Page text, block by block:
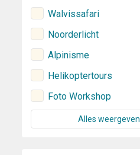
Walvissafari
Noorderlicht
Alpinisme
Helikoptertours
Foto Workshop
Alles weergeven